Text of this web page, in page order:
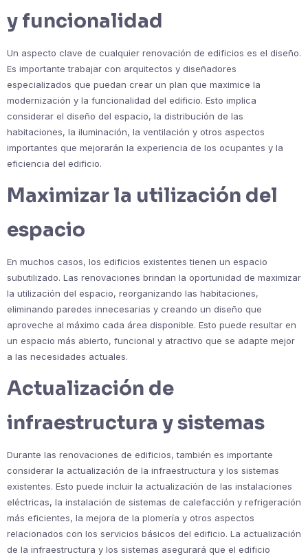
y funcionalidad
Un aspecto clave de cualquier renovación de edificios es el diseño.
Es importante trabajar con arquitectos y diseñadores
especializados que puedan crear un plan que maximice la
modernización y la funcionalidad del edificio. Esto implica
considerar el diseño del espacio, la distribución de las
habitaciones, la iluminación, la ventilación y otros aspectos
importantes que mejorarán la experiencia de los ocupantes y la
eficiencia del edificio.
Maximizar la utilización del
espacio
En muchos casos, los edificios existentes tienen un espacio
subutilizado. Las renovaciones brindan la oportunidad de maximizar
la utilización del espacio, reorganizando las habitaciones,
eliminando paredes innecesarias y creando un diseño que
aproveche al máximo cada área disponible. Esto puede resultar en
un espacio más abierto, funcional y atractivo que se adapte mejor
a las necesidades actuales.
Actualización de
infraestructura y sistemas
Durante las renovaciones de edificios, también es importante
considerar la actualización de la infraestructura y los sistemas
existentes. Esto puede incluir la actualización de las instalaciones
eléctricas, la instalación de sistemas de calefacción y refrigeración
más eficientes, la mejora de la plomería y otros aspectos
relacionados con los servicios básicos del edificio. La actualización
de la infraestructura y los sistemas asegurará que el edificio